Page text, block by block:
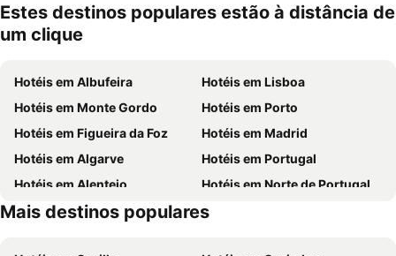
Estes destinos populares estão à distância de
um clique
Hotéis em Albufeira
Hotéis em Lisboa
Hotéis em Monte Gordo
Hotéis em Porto
Hotéis em Figueira da Foz
Hotéis em Madrid
Hotéis em Algarve
Hotéis em Portugal
Hotéis em Alentejo
Hotéis em Norte de Portugal
Hotéis em Madeira
Hotéis em Centro de Portugal
Mais destinos populares